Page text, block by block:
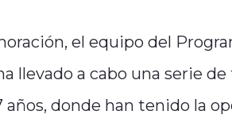
el equipo del
llevado a cabo una serie
años, donde han tenido la